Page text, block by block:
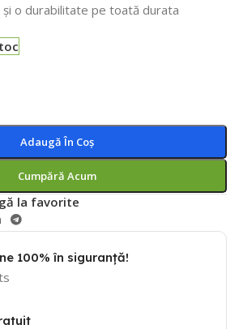
o durabilitate pe toată durata
Adaugă În Coș
Cumpără Acum
la favorite
100% în siguranță!